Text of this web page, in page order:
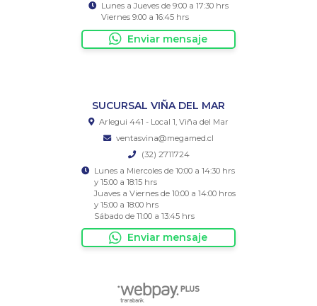
Lunes a Jueves de 9:00 a 17:30 hrs
Viernes 9:00 a 16:45 hrs
Enviar mensaje
SUCURSAL VIÑA DEL MAR
Arlegui 441 - Local 1, Viña del Mar
ventasvina@megamed.cl
(32) 2711724
Lunes a Miercoles de 10:00 a 14:30 hrs
y 15:00 a 18:15 hrs
Juaves a Viernes de 10:00 a 14:00 hros
y 15:00 a 18:00 hrs
Sábado de 11:00 a 13:45 hrs
Enviar mensaje